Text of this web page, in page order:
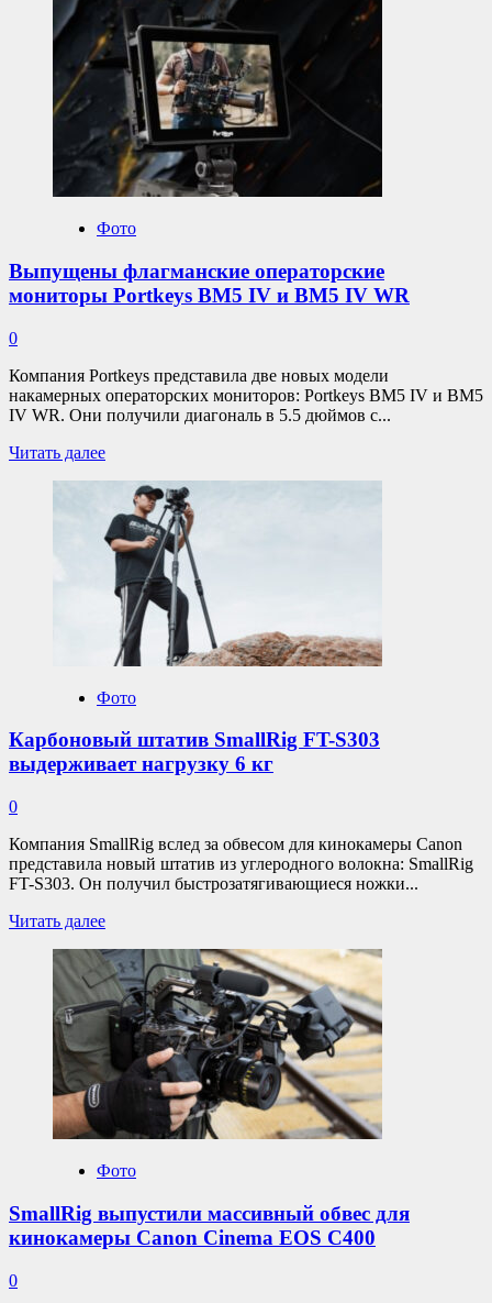
Apple
купила
компанию
Pixelmator
разработчика
софта
для
обработки
фото
Фото
Выпущены флагманские операторские
мониторы Portkeys BM5 IV и BM5 IV WR
0
Компания Portkeys представила две новых модели
накамерных операторских мониторов: Portkeys BM5 IV и BM5
IV WR. Они получили диагональ в 5.5 дюймов с...
Читать далееПрочитать
Выпущены
флагманские
операторские
мониторы
Portkeys
BM5
IV
BM5
IV
WR
Фото
Карбоновый штатив SmallRig FT-S303
выдерживает нагрузку 6 кг
0
Компания SmallRig вслед за обвесом для кинокамеры Canon
представила новый штатив из углеродного волокна: SmallRig
FT-S303. Он получил быстрозатягивающиеся ножки...
Читать далееПрочитать
о
Карбоновый
штатив
SmallRig
S303
выдерживает
нагрузку
кг
Фото
SmallRig выпустили массивный обвес для
кинокамеры Canon Cinema EOS C400
0